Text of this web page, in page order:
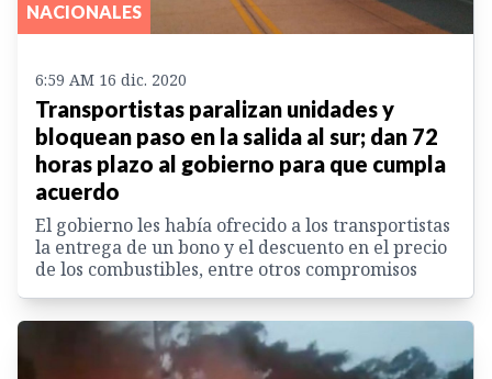
NACIONALES
6:59 AM 16 dic. 2020
Transportistas paralizan unidades y
bloquean paso en la salida al sur; dan 72
horas plazo al gobierno para que cumpla
acuerdo
El gobierno les había ofrecido a los transportistas
la entrega de un bono y el descuento en el precio
de los combustibles, entre otros compromisos